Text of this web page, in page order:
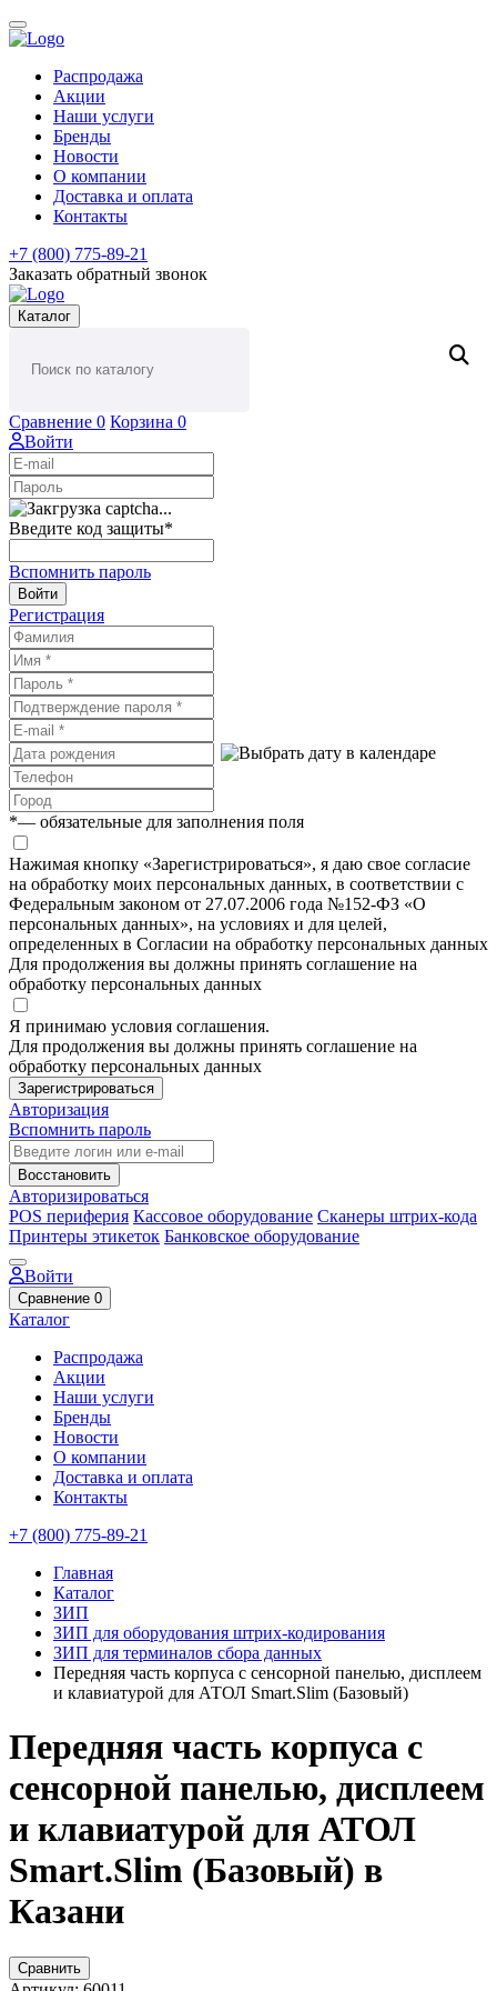
Распродажа
Акции
Наши услуги
Бренды
Новости
О компании
Доставка и оплата
Контакты
+7 (800) 775-89-21
Заказать обратный звонок
Каталог
Сравнение 0 Корзина 0
Войти
Введите код защиты*
Вспомнить пароль
Войти
Регистрация
*— обязательные для заполнения поля
Нажимая кнопку «Зарегистрироваться», я даю свое согласие
на обработку моих персональных данных, в соответствии с
Федеральным законом от 27.07.2006 года №152-ФЗ «О
персональных данных», на условиях и для целей,
определенных в Согласии на обработку персональных данных
Для продолжения вы должны принять соглашение на
обработку персональных данных
Я принимаю условия соглашения.
Для продолжения вы должны принять соглашение на
обработку персональных данных
Зарегистрироваться
Авторизация
Вспомнить пароль
Восстановить
Авторизироваться
POS периферия Кассовое оборудование Сканеры штрих-кода
Принтеры этикеток Банковское оборудование
Войти
Сравнение 0
Каталог
Распродажа
Акции
Наши услуги
Бренды
Новости
О компании
Доставка и оплата
Контакты
+7 (800) 775-89-21
Главная
Каталог
ЗИП
ЗИП для оборудования штрих-кодирования
ЗИП для терминалов сбора данных
Передняя часть корпуса с сенсорной панелью, дисплеем
и клавиатурой для АТОЛ Smart.Slim (Базовый)
Передняя часть корпуса с
сенсорной панелью, дисплеем
и клавиатурой для АТОЛ
Smart.Slim (Базовый) в
Казани
Сравнить